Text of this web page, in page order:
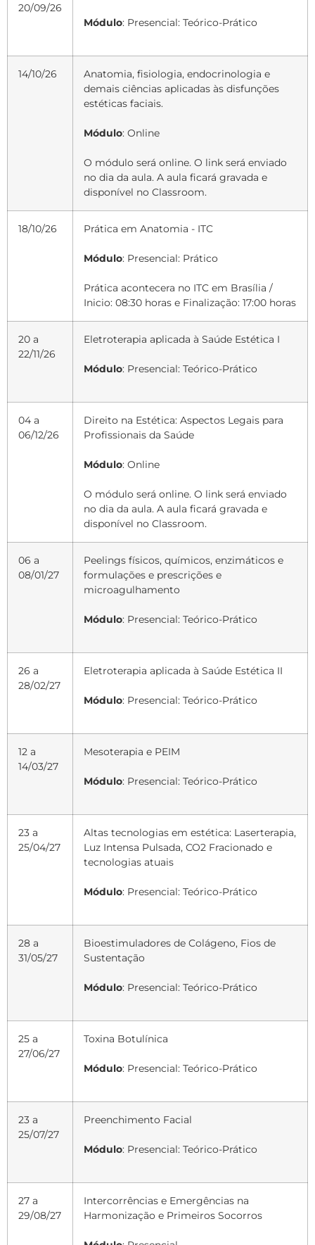
20/09/26
Módulo: Presencial: Teórico-Prático
14/10/26
Anatomia, fisiologia, endocrinologia e
demais ciências aplicadas às disfunções
estéticas faciais.
Módulo: Online
O módulo será online. O link será enviado
no dia da aula. A aula ficará gravada e
disponível no Classroom.
18/10/26 Prática em Anatomia - ITC
Módulo: Presencial: Prático
Prática acontecera no ITC em Brasília /
Inicio: 08:30 horas e Finalização: 17:00 horas
20 a
22/11/26
Eletroterapia aplicada à Saúde Estética I
Módulo: Presencial: Teórico-Prático
04 a
06/12/26
Direito na Estética: Aspectos Legais para
Profissionais da Saúde
Módulo: Online
O módulo será online. O link será enviado
no dia da aula. A aula ficará gravada e
disponível no Classroom.
06 a
08/01/27
Peelings físicos, químicos, enzimáticos e
formulações e prescrições e
microagulhamento
Módulo: Presencial: Teórico-Prático
26 a
28/02/27
Eletroterapia aplicada à Saúde Estética II
Módulo: Presencial: Teórico-Prático
12 a
14/03/27
Mesoterapia e PEIM
Módulo: Presencial: Teórico-Prático
23 a
25/04/27
Altas tecnologias em estética: Laserterapia,
Luz Intensa Pulsada, CO2 Fracionado e
tecnologias atuais
Módulo: Presencial: Teórico-Prático
28 a
31/05/27
Bioestimuladores de Colágeno, Fios de
Sustentação
Módulo: Presencial: Teórico-Prático
25 a
27/06/27
Toxina Botulínica
Módulo: Presencial: Teórico-Prático
23 a
25/07/27
Preenchimento Facial
Módulo: Presencial: Teórico-Prático
27 a
29/08/27
Intercorrências e Emergências na
Harmonização e Primeiros Socorros